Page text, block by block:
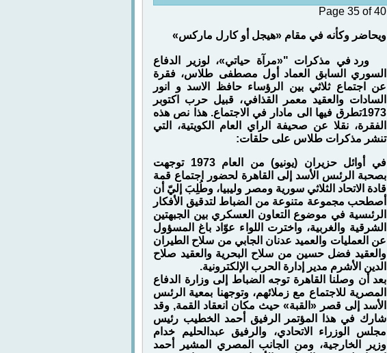
Page 35 of 40
ويحاضر وكأنه في مقام «هيجل أو كارل ماركس»
ورد في مذكرات "«مرآة حياتي»، لوزير الدفاع
السوري السابق العماد أول مصطفى طلاس، فقرة
عن اجتماع ثلاثي بين الرؤساء حافظ الاسد و انور
السادات والعقيد معمر القذافي، قبيل حرب اكتوبر
1973تطرق فيها الى مادار في الاجتماع. هذا نص هذه
الفقرة، نقلا عن صحيفة الراي العام الكويتية، التي
تنشر مذكرات طلاس على حلقات:
في أوائل حزيران (يونيو) من العام 1973 توجهت
بصحبة الرئىس الأسد إلى القاهرة لحضور اجتماع قمة
قادة الاتحاد الثلاثي سورية ومصر وليبيا، وطُلِبَ إليّ أن
أصطحب مجموعة متنوعة من الضباط لتدقيق الأفكار
الرئىسية في موضوع التعاون العسكري بين الجبهتين
الشرقية والغربية، واخترت اللواء عوّاد باغ المسؤول
عن العمليات والعميد عدنان الجابي من سلاح الطيران
والعقيد فضل حسين من سلاح البحرية والعقيد صلاح
الدين الأشرم مدير إدارة الحرب الإلكترونية.
بعد أن وصلنا القاهرة توجه الضباط إلى وزارة الدفاع
المصرية للاجتماع مع زملائهم، وتوجهنا بمعية الرئىس
الأسد إلى قصر «القبة» حيث مكان انعقاد القمة, وقد
شارك في هذا المؤتمر الرفيق أحمد الخطيب رئيس
مجلس الوزراء الاتحادي، والرفيق عبدالحليم خدام
وزير الخارجية، ومن الجانب المصري المشير أحمد